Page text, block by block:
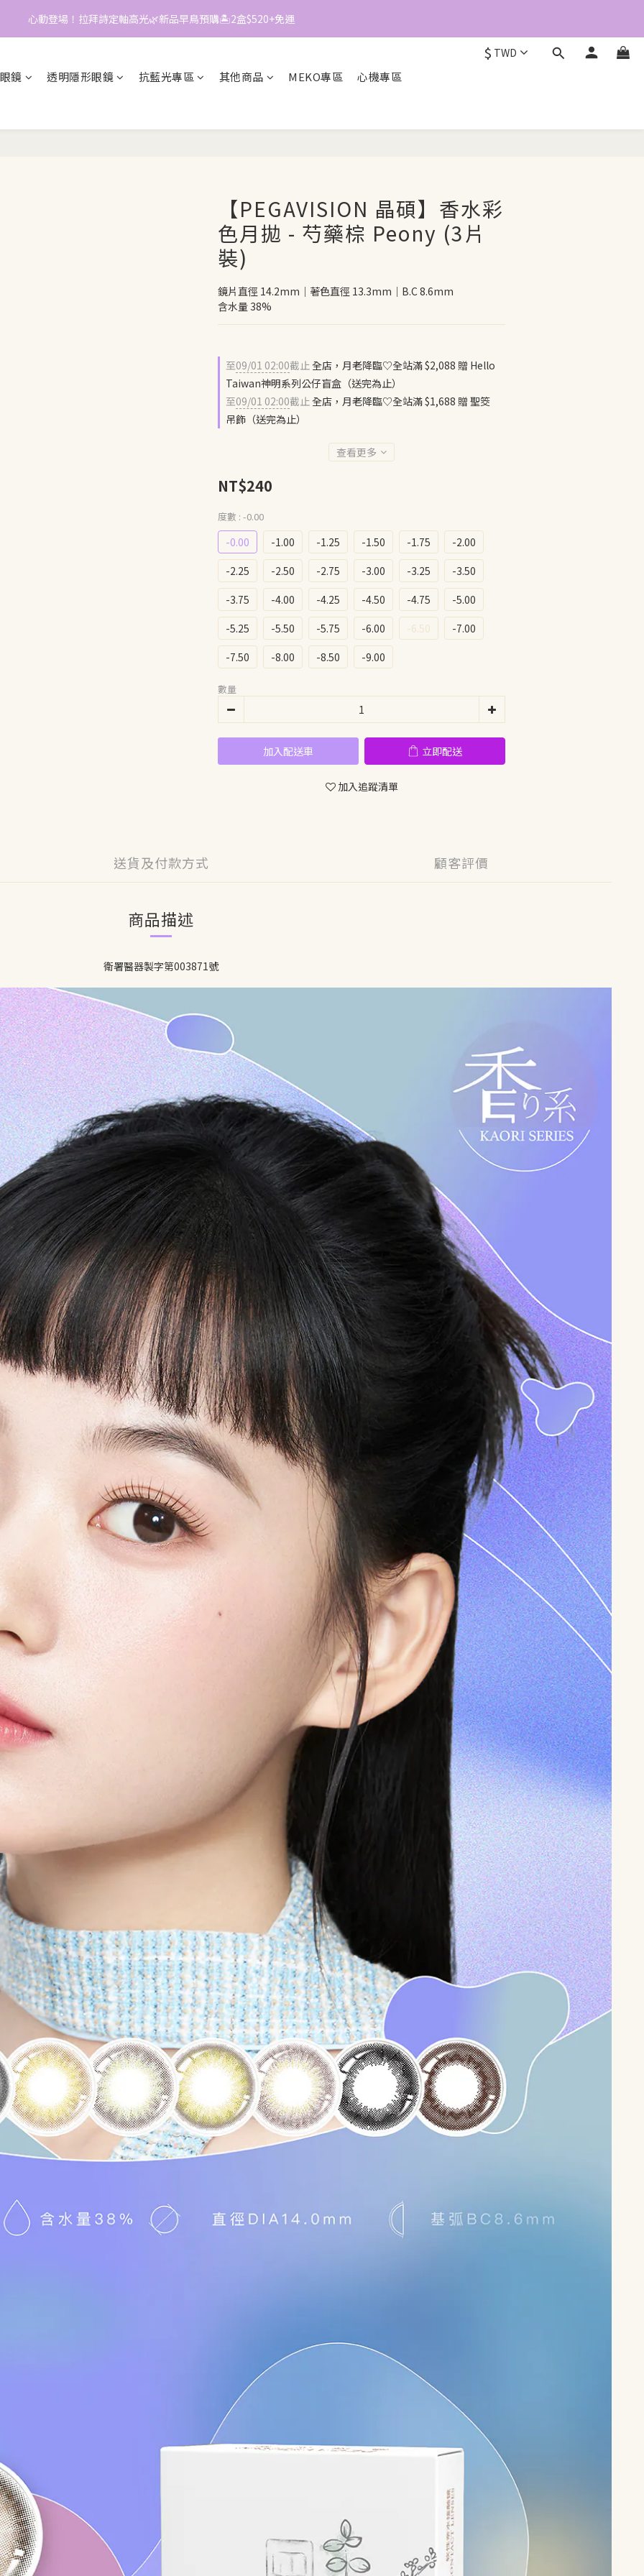
📱加入官方LINE｜領$50折價券
01
📱加入官方LINE｜領$50折價券
$ TWD
鏡 透明隱形眼鏡 抗藍光專區 其他商品 MEKO專區 心機專區
【PEGAVISION 晶碩】香水彩
色月拋 - 芍藥棕 Peony (3片
裝)
鏡片直徑 14.2mm｜著色直徑 13.3mm｜B.C 8.6mm
含水量 38%
至09/01 02:00截止全店，月老降臨♡全站滿 $2,088 贈 Hello
Taiwan神明系列公仔盲盒（送完為止）
至09/01 02:00截止全店，月老降臨♡全站滿 $1,688 贈 聖筊
吊飾（送完為止）
查看更多
NT$240
度數 : -0.00
-0.00 -1.00 -1.25 -1.50 -1.75
-2.00
-2.25
-2.50 -2.75 -3.00 -3.25
-3.50
-3.75
-4.00 -4.25 -4.50 -4.75
-5.00
-5.25
-5.50 -5.75 -6.00 -6.50
-7.00
-7.50
-8.00 -8.50 -9.00
數量
加入配送車 立即配送
加入追蹤清單
送貨及付款方式 顧客評價
商品描述
衛署醫器製字第003871號